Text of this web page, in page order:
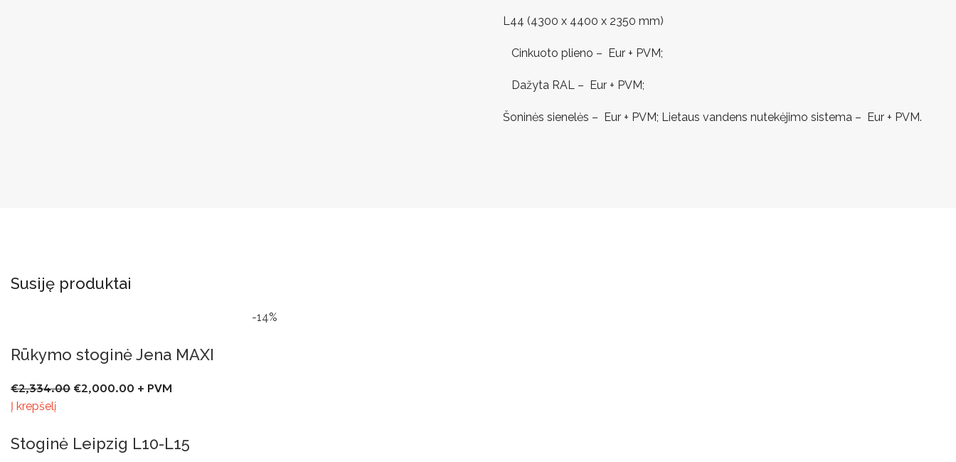
L44 (4300 x 4400 x 2350 mm)
Cinkuoto plieno – Eur + PVM;
Dažyta RAL – Eur + PVM;
Šoninės sienelės – Eur + PVM; Lietaus vandens nutekėjimo sistema – Eur + PVM.
Susiję produktai
-14%
Rūkymo stoginė Jena MAXI
€2,334.00 €2,000.00 + PVM
Į krepšelį
Stoginė Leipzig L10-L15